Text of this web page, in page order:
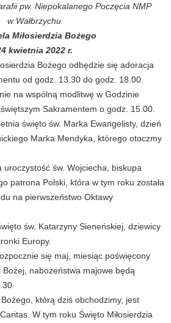
pw. Niepokalanego Poczęcia NMP
w Wałbrzychu
Miłosierdzia Bożego
kwietnia 2022 r.
Bożego odbędzie się adoracja
od godz. 13.30 do godz. 18.00.
na wspólną modlitwę w Godzinie
Sakramentem o godz. 15.00.
święto św. Marka Ewangelisty, dzień
Marka Mendyka, którego otoczmy
uroczystość św. Wojciecha, biskupa
patrona Polski, która w tym roku została
na pierwszeństwo Oktawy
św. Katarzyny Sieneńskiej, dziewicy
Europy.
się maj, miesiąc poświęcony
nabożeństwa majowe będą
którą dziś obchodzimy, jest
W tym roku Święto Miłosierdzia